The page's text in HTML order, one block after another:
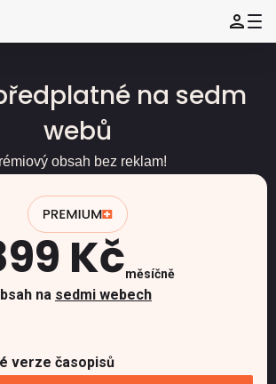
na sedm
webů
obsah bez reklam!
Kčměsíčně
na sedmi webech
verze časopisů